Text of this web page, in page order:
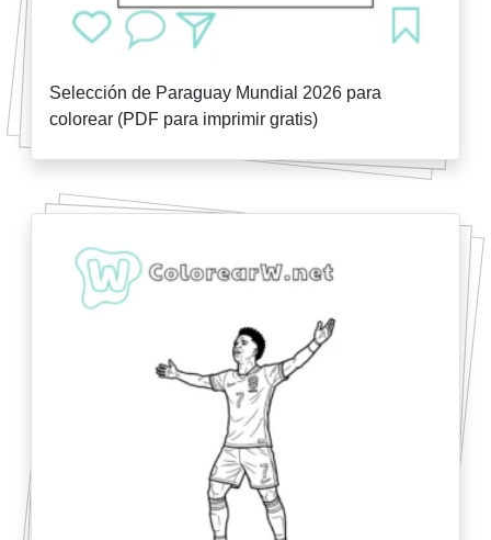
Selección de Paraguay Mundial 2026 para
colorear (PDF para imprimir gratis)